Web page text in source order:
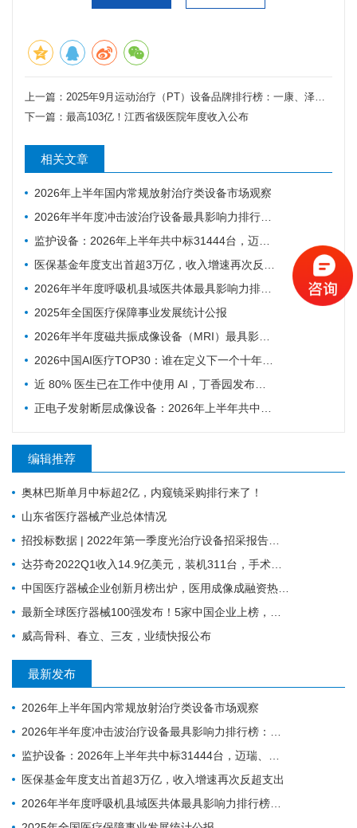
上一篇： 2025年9月运动治疗（PT）设备品牌排行榜：一康、泽普医疗、傅利叶排名前三
下一篇： 最高103亿！江西省级医院年度收入公布
相关文章
2026年上半年国内常规放射治疗类设备市场观察
2026年半年度冲击波治疗设备最具影响力排行榜：翔宇医疗、医迈斯、慧康排名前三，XY-K-MEDICAL系列广受欢迎
监护设备：2026年上半年共中标31444台，迈瑞、科曼、飞利浦排前三
医保基金年度支出首超3万亿，收入增速再次反超支出
2026年半年度呼吸机县域医共体最具影响力排行榜：迈瑞、科曼、德尔格排名前三，市场集中度CR3超75%
2025年全国医疗保障事业发展统计公报
2026年半年度磁共振成像设备（MRI）最具影响力排行榜：西门子、联影、GE排名前三，MAGNETOM Vida等型号广受欢迎
2026中国AI医疗TOP30：谁在定义下一个十年的智慧医疗
近 80% 医生已在工作中使用 AI，丁香园发布中国医生 AI 调研
正电子发射断层成像设备：2026年上半年共中标54台，联影、GE医疗、锐世医疗排前三
编辑推荐
奥林巴斯单月中标超2亿，内窥镜采购排行来了！
山东省医疗器械产业总体情况
招投标数据 | 2022年第一季度光治疗设备招采报告：为人光大狂揽2成中标份额
达芬奇2022Q1收入14.9亿美元，装机311台，手术量同步增长19%
中国医疗器械企业创新月榜出炉，医用成像成融资热门领域
最新全球医疗器械100强发布！5家中国企业上榜，迈瑞缺席
威高骨科、春立、三友，业绩快报公布
最新发布
2026年上半年国内常规放射治疗类设备市场观察
2026年半年度冲击波治疗设备最具影响力排行榜：翔宇医疗、医迈斯、慧康排名前三，XY-K-MEDICAL系列广受欢迎
监护设备：2026年上半年共中标31444台，迈瑞、科曼、飞利浦排前三
医保基金年度支出首超3万亿，收入增速再次反超支出
2026年半年度呼吸机县域医共体最具影响力排行榜：迈瑞、科曼、德尔格排名前三，市场集中度CR3超75%